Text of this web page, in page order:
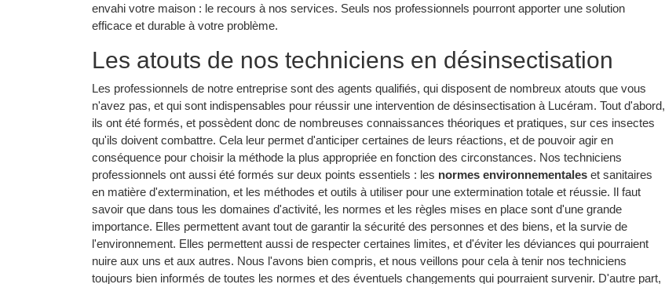
envahi votre maison : le recours à nos services. Seuls nos professionnels pourront apporter une solution
efficace et durable à votre problème.
Les atouts de nos techniciens en désinsectisation
Les professionnels de notre entreprise sont des agents qualifiés, qui disposent de nombreux atouts que vous
n'avez pas, et qui sont indispensables pour réussir une intervention de désinsectisation à Lucéram. Tout d'abord,
ils ont été formés, et possèdent donc de nombreuses connaissances théoriques et pratiques, sur ces insectes
qu'ils doivent combattre. Cela leur permet d'anticiper certaines de leurs réactions, et de pouvoir agir en
conséquence pour choisir la méthode la plus appropriée en fonction des circonstances. Nos techniciens
professionnels ont aussi été formés sur deux points essentiels : les normes environnementales et sanitaires
en matière d'extermination, et les méthodes et outils à utiliser pour une extermination totale et réussie. Il faut
savoir que dans tous les domaines d'activité, les normes et les règles mises en place sont d'une grande
importance. Elles permettent avant tout de garantir la sécurité des personnes et des biens, et la survie de
l'environnement. Elles permettent aussi de respecter certaines limites, et d'éviter les déviances qui pourraient
nuire aux uns et aux autres. Nous l'avons bien compris, et nous veillons pour cela à tenir nos techniciens
toujours bien informés de toutes les normes et des éventuels changements qui pourraient survenir. D'autre part,